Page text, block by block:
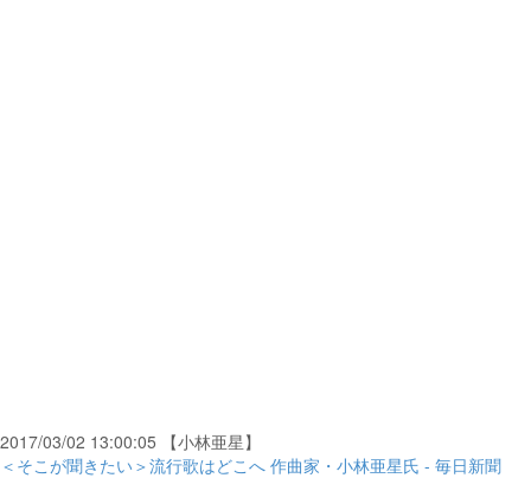
2017/03/02 13:00:05 【小林亜星】
＜そこが聞きたい＞流行歌はどこへ 作曲家・小林亜星氏 - 毎日新聞